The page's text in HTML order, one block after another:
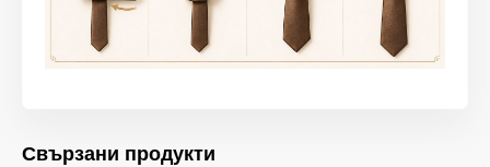
Свързани продукти